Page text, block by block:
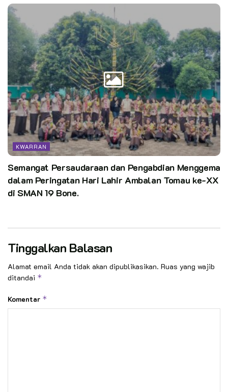
KWARRAN
Semangat Persaudaraan dan Pengabdian Menggema
dalam Peringatan Hari Lahir Ambalan Tomau ke-XX
di SMAN 19 Bone.
Tinggalkan Balasan
Alamat email Anda tidak akan dipublikasikan. Ruas yang wajib
ditandai *
Komentar *